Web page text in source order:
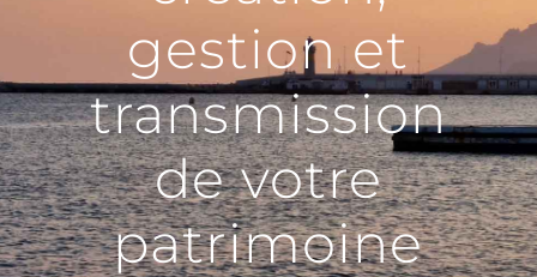
gestion et
transmission
de votre
patrimoine